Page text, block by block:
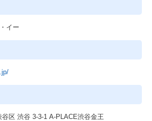
イー
区 渋谷 3-3-1 A-PLACE渋谷金王